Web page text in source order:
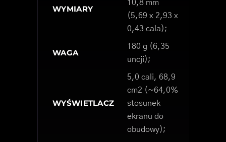
WYMIARY
10,8 mm
(5,69 x 2,93 x
0,43 cala);
WAGA
180 g (6,35
uncji);
WYŚWIETLACZ
5,0 cali, 68,9
cm2 (~64,0%
stosunek
ekranu do
obudowy);